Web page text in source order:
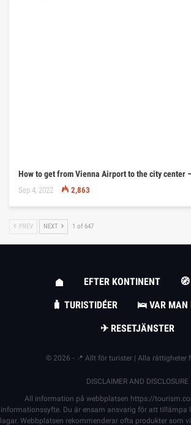
How to get from Vienna Airport to the city center
Sep 4, 2022 2,863
PREV NEXT 1 of 647
EFTER KONTINENT
🧳 TURISTIDÉER
🛌 VAR MAN
✈ RESETJÄNSTER
© 2026 - 📍 Allt för turister | Alla rättigheter
DISCLAIMER AND DISCLOSURE
All information på webbplatsen https://
informationssyfte. Du är ensam ansvarig för att tillämpa
lagar. Webbplatsen rekommenderar ofta produkter som